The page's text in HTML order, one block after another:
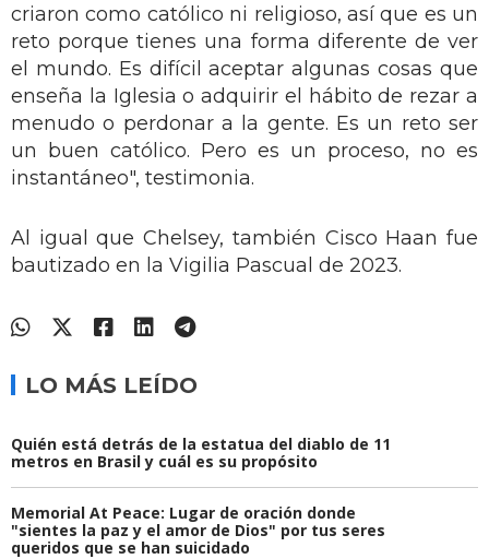
criaron como católico ni religioso, así que es un
reto porque tienes una forma diferente de ver
el mundo. Es difícil aceptar algunas cosas que
enseña la Iglesia o adquirir el hábito de rezar a
menudo o perdonar a la gente. Es un reto ser
un buen católico. Pero es un proceso, no es
instantáneo", testimonia.
Al igual que Chelsey, también Cisco Haan fue
bautizado en la Vigilia Pascual de 2023.
LO MÁS LEÍDO
Quién está detrás de la estatua del diablo de 11
metros en Brasil y cuál es su propósito
Memorial At Peace: Lugar de oración donde
"sientes la paz y el amor de Dios" por tus seres
queridos que se han suicidado